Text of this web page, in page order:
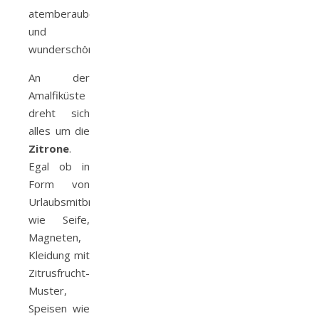
atemberaubend
und
wunderschön.
An der
Amalfiküste
dreht sich
alles um die
Zitrone.
Egal ob in
Form von
Urlaubsmitbringsel
wie Seife,
Magneten,
Kleidung mit
Zitrusfrucht-
Muster,
Speisen wie